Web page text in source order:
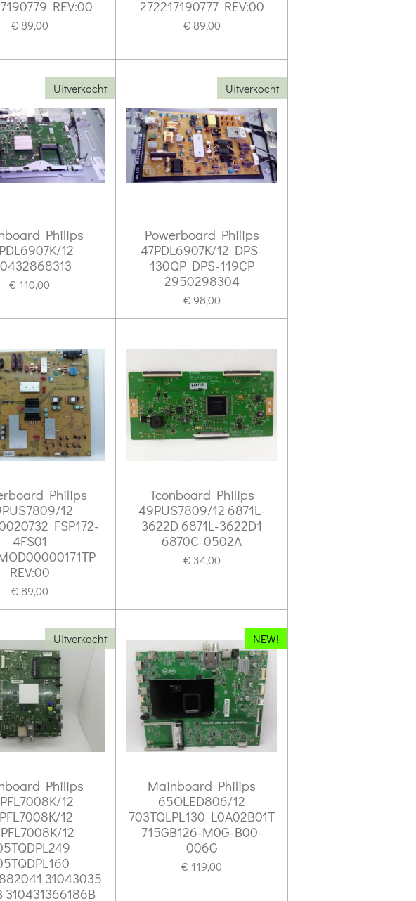
REV:00
€ 89,00
272217190777 REV:00
€ 89,00
Uitverkocht
Philips
12
€ 110,00
Uitverkocht
Powerboard Philips
47PDL6907K/12 DPS-
130QP DPS-119CP
2950298304
€ 98,00
Philips
12
FSP172-
4FS01
REV:00
€ 89,00
Tconboard Philips
49PUS7809/12 6871L-
3622D 6871L-3622D1
6870C-0502A
€ 34,00
Uitverkocht
Philips
12
12
12
31043035
NEW!
Mainboard Philips
65OLED806/12
703TQLPL130 L0A02B01T
715GB126-M0G-B00-
006G
€ 119,00